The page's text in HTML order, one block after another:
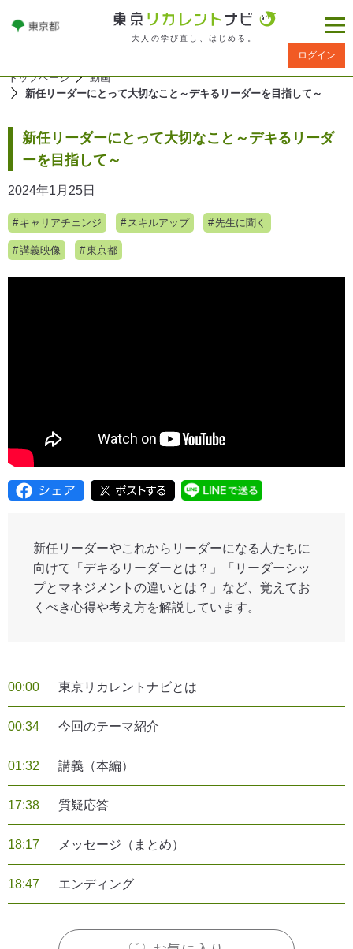
大人の学び直し、はじめる。
ログイン
トップページ
動画
新任リーダーにとって大切なこと～デキるリーダーを目指して～
新任リーダーにとって大切なこと～デキるリーダ
ーを目指して～
2024年1月25日
キャリアチェンジ スキルアップ 先生に聞く
講義映像 東京都
新任リーダーやこれからリーダーになる人たちに
向けて「デキるリーダーとは？」「リーダーシッ
プとマネジメントの違いとは？」など、覚えてお
くべき心得や考え方を解説しています。
00:00 東京リカレントナビとは
00:34 今回のテーマ紹介
01:32 講義（本編）
17:38 質疑応答
18:17 メッセージ（まとめ）
18:47 エンディング